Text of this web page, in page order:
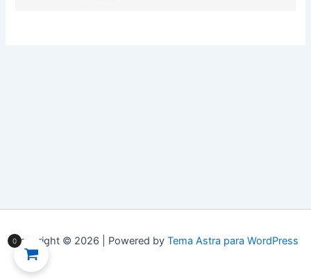
Copyright © 2026 | Powered by Tema Astra para WordPress
0